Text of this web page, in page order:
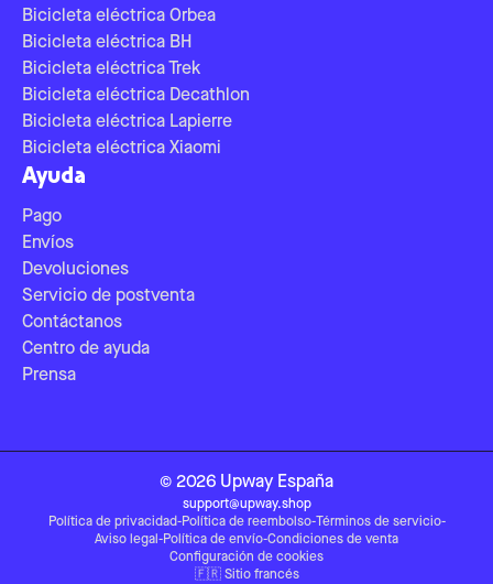
Bicicleta eléctrica Orbea
Bicicleta eléctrica BH
Bicicleta eléctrica Trek
Bicicleta eléctrica Decathlon
Bicicleta eléctrica Lapierre
Bicicleta eléctrica Xiaomi
Ayuda
Pago
Envíos
Devoluciones
Servicio de postventa
Contáctanos
Centro de ayuda
Prensa
© 2026 Upway España
support@upway.shop
Política de privacidad-Política de reembolso-Términos de servicio-
Aviso legal -Política de envío-Condiciones de venta
Configuración de cookies
🇫🇷 Sitio francés